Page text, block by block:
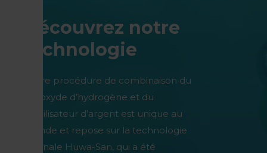
Découvrez notre
technologie
Notre procédure de combinaison du
peroxyde d’hydrogène et du
stabilisateur d’argent est unique au
monde et repose sur la technologie
originale Huwa-San, qui a été